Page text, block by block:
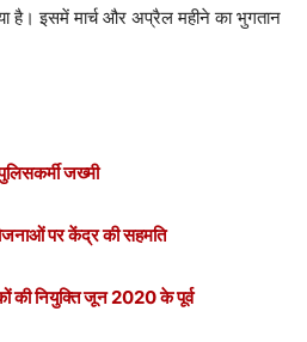
है। इसमें मार्च और अप्रैल महीने का भुगतान
जख्मी
पर केंद्र की सहमति
की नियुक्ति जून 2020 के पूर्व